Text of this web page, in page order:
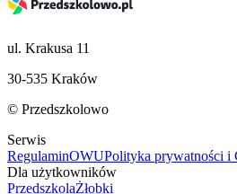
ul. Krakusa 11
30-535 Kraków
© Przedszkolowo
Serwis
RegulaminOWUPolityka prywatności i
Dla użytkowników
PrzedszkolaŻłobki